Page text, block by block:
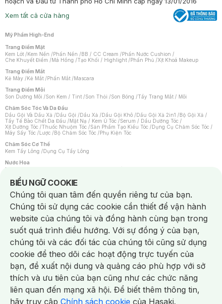
NowFree 2H Giao Nhanh Miễn Phí 2H Xem chi tiết
Xem tất cả cửa hàng
Mỹ Phẩm High-End
Trang Điểm Mặt
Kem Lót /Kem Nền /Phấn Nền /BB / CC Cream /Phấn Nước Cushion /
Che Khuyết Điểm /Má Hồng /Tạo Khối / Highlight /Phấn Phủ /Xịt Khoá Makeup
Trang Điểm Mắt
Kẻ Mày /Kẻ Mắt /Phấn Mắt /Mascara
Trang Điểm Môi
Son Dưỡng Môi /Son Kem / Tint /Son Thỏi /Son Bóng /Tẩy Trang Mắt / Môi
Chăm Sóc Tóc Và Da Đầu
Dầu Gội Và Dầu Xả /Dầu Gội /Dầu Xả /Dầu Gội Khô /Dầu Gội Xả 2in1 /Bộ Gội Xả /
Tẩy Tế Bào Chết Da Đầu /Mặt Nạ / Kem Ủ Tóc /Serum / Dầu Dưỡng Tóc /
Xịt Dưỡng Tóc /Thuốc Nhuộm Tóc /Sản Phẩm Tạo Kiểu Tóc /Dụng Cụ Chăm Sóc Tóc /
Máy Sấy Tóc /Lược /Bộ Chăm Sóc Tóc /Phụ Kiện Tóc
Chăm Sóc Cơ Thể
Kem Tẩy Lông /Dụng Cụ Tẩy Lông
Nước Hoa
Nước Hoa Nữ
Chăm Sóc Cá Nhân
Chống Muỗi /Khẩu Trang /Máy Massage/Mặt Nạ Xông Hơi /Nước Rửa Tay/
Sản Phẩm Chăm Sóc Khác /Bàn Chải Đánh Răng /Bàn Chải Điện/
Hỗ Trợ Trắng Răng/Kem Đánh Răng /Máy Tăm Nước/ Nước Súc Miệng/
Tăm / Chỉ Nha Khoa/ Xịt Thơm Miệng / Dung Dịch Vệ Sinh/Dưỡng Vùng Kín/
Khăn Ướt Vệ Sinh Vùng Kín/Băng Vệ Sinh/Tampon/Bọt Cạo Râu /Dao Cạo Râu/
Máy Cạo Râu
Vấn Đề Về Da
Da Dầu / Lỗ Chân Lông To/ Da Khô / Mất Nước/ Da Lão Hóa/ Da Mụn/
Da Nhạy Cảm / Kích Ứng
Da Xỉn Màu Thâm / Nám / Tàn Nhang
Quầng Thâm & Bọng Mắt /Sẹo /Viêm Da Cơ Địa
Dụng Cụ / Phụ Kiện Chăm Sóc Da
Bông Tẩy Trang
Khăn Lau Mặt Khô Dụng Cụ / Máy Rửa Mặt Máy Chăm Sóc Da
Dụng Cụ Chăm Sóc Khác
BIỂU NGỮ COOKIE
Notice about cookies usage
Chúng tôi quan tâm đến quyền riêng tư của bạn.
Chúng tôi sử dụng các cookie cần thiết để vận hành
website của chúng tôi và đồng hành cùng bạn trong
suốt quá trình điều hướng. Với sự đồng ý của bạn,
chúng tôi và các đối tác của chúng tôi cũng sử dụng
cookie để theo dõi các hoạt động trực tuyến của
bạn, đề xuất nội dung và quảng cáo phù hợp với sở
thích và ưu tiên của bạn cũng như các chức năng
liên quan đến mạng xã hội. Để biết thêm thông tin,
hãy truy cập Chính sách cookie của Hasaki.